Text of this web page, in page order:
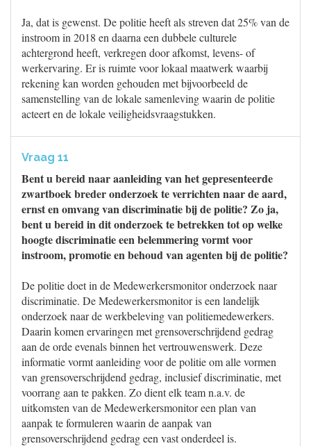
Ja, dat is gewenst. De politie heeft als streven dat 25% van de
instroom in 2018 en daarna een dubbele culturele
achtergrond heeft, verkregen door afkomst, levens- of
werkervaring. Er is ruimte voor lokaal maatwerk waarbij
rekening kan worden gehouden met bijvoorbeeld de
samenstelling van de lokale samenleving waarin de politie
acteert en de lokale veiligheidsvraagstukken.
Vraag 11
Bent u bereid naar aanleiding van het gepresenteerde
zwartboek breder onderzoek te verrichten naar de aard,
ernst en omvang van discriminatie bij de politie? Zo ja,
bent u bereid in dit onderzoek te betrekken tot op welke
hoogte discriminatie een belemmering vormt voor
instroom, promotie en behoud van agenten bij de politie?
De politie doet in de Medewerkersmonitor onderzoek naar
discriminatie. De Medewerkersmonitor is een landelijk
onderzoek naar de werkbeleving van politiemedewerkers.
Daarin komen ervaringen met grensoverschrijdend gedrag
aan de orde evenals binnen het vertrouwenswerk. Deze
informatie vormt aanleiding voor de politie om alle vormen
van grensoverschrijdend gedrag, inclusief discriminatie, met
voorrang aan te pakken. Zo dient elk team n.a.v. de
uitkomsten van de Medewerkersmonitor een plan van
aanpak te formuleren waarin de aanpak van
grensoverschrijdend gedrag een vast onderdeel is.